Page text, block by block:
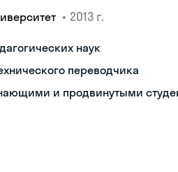
• 2013 г.
наук
переводчика
и продвинутыми